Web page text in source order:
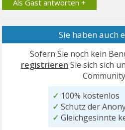
Als Gast antworten +
Sie haben auch
Sofern Sie noch kein
registrieren Sie sich sich
✓ 100% kostenlos
✓ Schutz der
✓ Gleichgesinnte